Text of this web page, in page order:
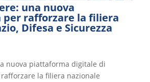
una nuova
rafforzare la filiera
Difesa e Sicurezza
nuova piattaforma digitale di
la filiera nazionale